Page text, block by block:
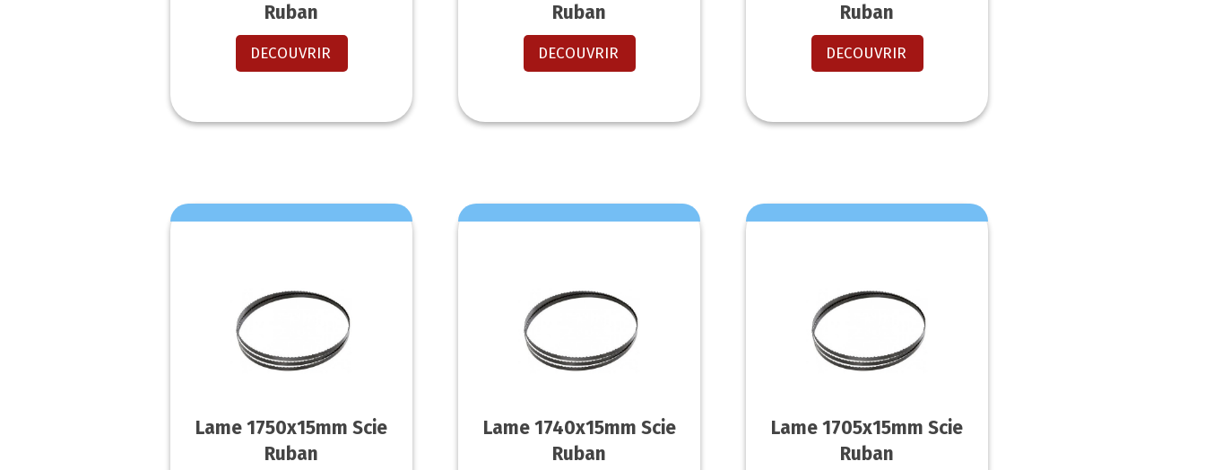
Ruban
DECOUVRIR
Ruban
DECOUVRIR
Ruban
DECOUVRIR
Lame 1750x15mm Scie
Ruban
Lame 1740x15mm Scie
Ruban
Lame 1705x15mm Scie
Ruban